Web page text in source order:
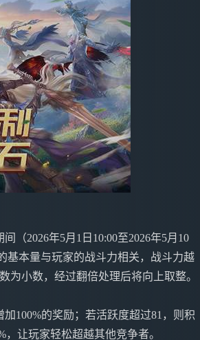
（2026年5月1日10:00至2026年5月10
基本量与玩家的战斗力相关，战斗力越
为小数，经过翻倍处理后将向上取整。
100%的奖励；若活跃度超过81，则积
让玩家轻松超越其他竞争者。